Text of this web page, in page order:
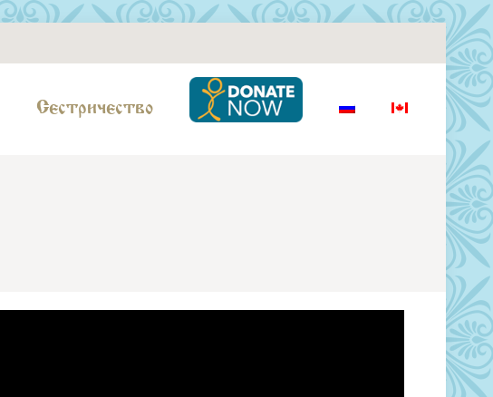
Сестричество